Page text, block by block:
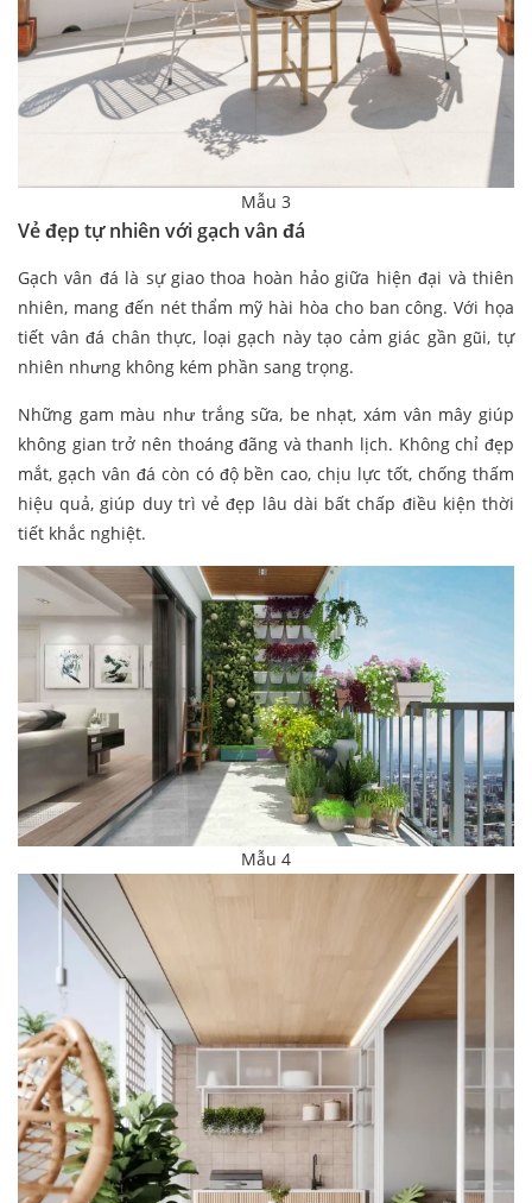
Mẫu 3
Vẻ đẹp tự nhiên với gạch vân đá
Gạch vân đá là sự giao thoa hoàn hảo giữa hiện đại và thiên
nhiên, mang đến nét thẩm mỹ hài hòa cho ban công. Với họa
tiết vân đá chân thực, loại gạch này tạo cảm giác gần gũi, tự
nhiên nhưng không kém phần sang trọng.
Những gam màu như trắng sữa, be nhạt, xám vân mây giúp
không gian trở nên thoáng đãng và thanh lịch. Không chỉ đẹp
mắt, gạch vân đá còn có độ bền cao, chịu lực tốt, chống thấm
hiệu quả, giúp duy trì vẻ đẹp lâu dài bất chấp điều kiện thời
tiết khắc nghiệt.
Mẫu 4